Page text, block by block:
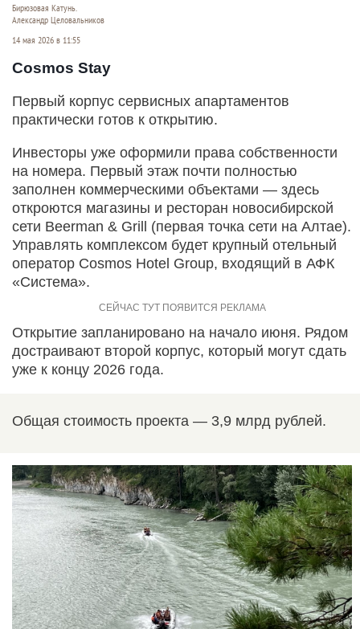
Бирюзовая Катунь.
Александр Целовальников
14 мая 2026 в 11:55
Cosmos Stay
Первый корпус сервисных апартаментов
практически готов к открытию.
Инвесторы уже оформили права собственности
на номера. Первый этаж почти полностью
заполнен коммерческими объектами — здесь
откроются магазины и ресторан новосибирской
сети Beerman & Grill (первая точка сети на Алтае).
Управлять комплексом будет крупный отельный
оператор Cosmos Hotel Group, входящий в АФК
«Система».
Открытие запланировано на начало июня. Рядом
достраивают второй корпус, который могут сдать
уже к концу 2026 года.
Общая стоимость проекта — 3,9 млрд рублей.